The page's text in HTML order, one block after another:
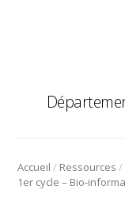
Accueil / Ressources /
1er cycle – Bio-